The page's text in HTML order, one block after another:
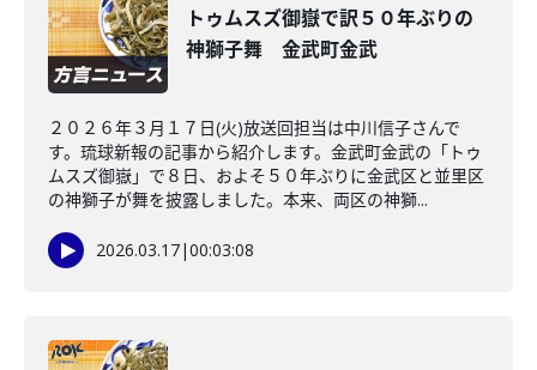
トゥムスズ御嶽で訳５０年ぶりの
神獅子舞 金武町金武
２０２６年３月１７日(火)放送回担当は中川信子さんで
す。琉球新報の記事から紹介します。金武町金武の「トゥ
ムスズ御嶽」で８日、およそ５０年ぶりに金武区と並里区
の神獅子が舞を披露しました。本来、両区の神獅...
2026.03.17|00:03:08